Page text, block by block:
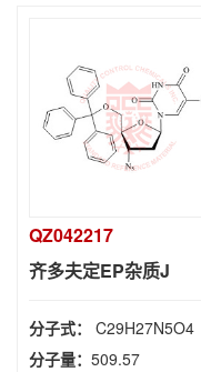
QZ042217
齐多夫定EP杂质J
分子式： C29H27N5O4
分子量： 509.57